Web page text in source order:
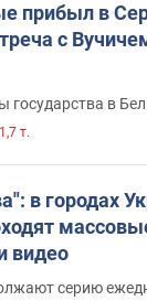
прибыл в
с
государства в
т.
в городах
видео
серию